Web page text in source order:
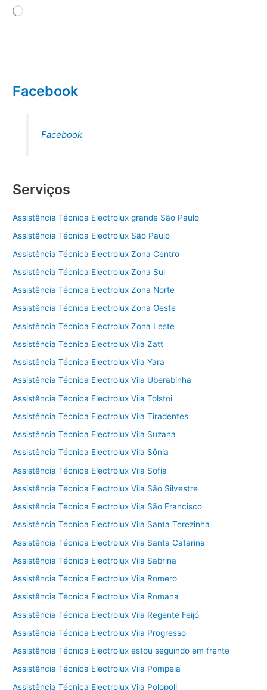
Carregando...
Facebook
Facebook
Serviços
Assistência Técnica Electrolux grande São Paulo
Assistência Técnica Electrolux São Paulo
Assistência Técnica Electrolux Zona Centro
Assistência Técnica Electrolux Zona Sul
Assistência Técnica Electrolux Zona Norte
Assistência Técnica Electrolux Zona Oeste
Assistência Técnica Electrolux Zona Leste
Assistência Técnica Electrolux Vila Zatt
Assistência Técnica Electrolux Vila Yara
Assistência Técnica Electrolux Vila Uberabinha
Assistência Técnica Electrolux Vila Tolstoi
Assistência Técnica Electrolux Vila Tiradentes
Assistência Técnica Electrolux Vila Suzana
Assistência Técnica Electrolux Vila Sônia
Assistência Técnica Electrolux Vila Sofia
Assistência Técnica Electrolux Vila São Silvestre
Assistência Técnica Electrolux Vila São Francisco
Assistência Técnica Electrolux Vila Santa Terezinha
Assistência Técnica Electrolux Vila Santa Catarina
Assistência Técnica Electrolux Vila Sabrina
Assistência Técnica Electrolux Vila Romero
Assistência Técnica Electrolux Vila Romana
Assistência Técnica Electrolux Vila Regente Feijó
Assistência Técnica Electrolux Vila Progresso
Assistência Técnica Electrolux estou seguindo em frente
Assistência Técnica Electrolux Vila Pompeia
Assistência Técnica Electrolux Vila Polopoli